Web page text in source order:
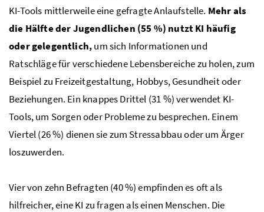
KI-Tools mittlerweile eine gefragte Anlaufstelle. Mehr als
die Hälfte der Jugendlichen (55 %) nutzt KI häufig
oder gelegentlich,um sich Informationen und
Ratschläge für verschiedene Lebensbereiche zu holen, zum
Beispiel zu Freizeitgestaltung, Hobbys, Gesundheit oder
Beziehungen. Ein knappes Drittel (31 %) verwendet KI-
Tools, um Sorgen oder Probleme zu besprechen. Einem
Viertel (26 %) dienen sie zum Stressabbau oder um Ärger
loszuwerden.
Vier von zehn Befragten (40 %) empfinden es oft als
hilfreicher, eine KI zu fragen als einen Menschen. Die